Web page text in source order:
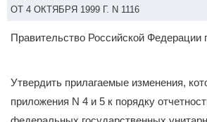
ОТ 4 ОКТЯБРЯ 1999 Г. N 1116
Правительство Российской Федерации
Утвердить прилагаемые изменения,
приложения N 4 и 5 к порядку